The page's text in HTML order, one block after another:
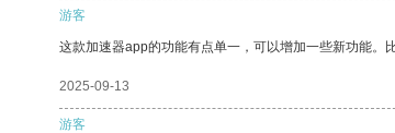
游客
这款加速器app的功能有点单一，可以增加一些新功能。
2025-09-13
游客